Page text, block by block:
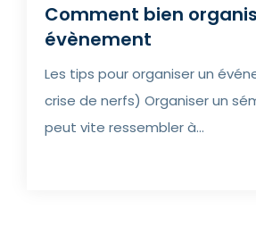
Comment bien
évènement
Les tips pour organiser un
crise de nerfs) Organiser un
peut vite ressembler à...